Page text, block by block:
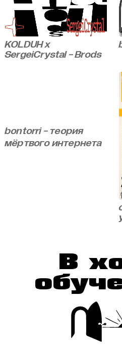
KOLDUH x
SergeiCrystal - Brods
bontorri - теория
мёртвого интернета
В